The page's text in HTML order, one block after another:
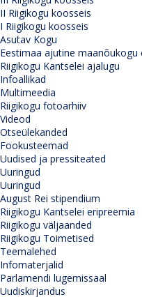
II Riigikogu koosseis
I Riigikogu koosseis
Asutav Kogu
Eestimaa ajutine maanõukogu
Riigikogu Kantselei ajalugu
Infoallikad
Multimeedia
Riigikogu fotoarhiiv
Videod
Otseülekanded
Fookusteemad
Uudised ja pressiteated
Uuringud
Uuringud
August Rei stipendium
Riigikogu Kantselei eripreemia
Riigikogu väljaanded
Riigikogu Toimetised
Teemalehed
Infomaterjalid
Parlamendi lugemissaal
Uudiskirjandus